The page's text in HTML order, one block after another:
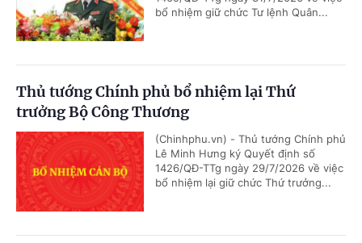
bổ nhiệm giữ chức Tư lệnh Quân...
Thủ tướng Chính phủ bổ nhiệm lại Thứ
trưởng Bộ Công Thương
(Chinhphu.vn) - Thủ tướng Chính phủ
Lê Minh Hưng ký Quyết định số
1426/QĐ-TTg ngày 29/7/2026 về việc
bổ nhiệm lại giữ chức Thứ trưởng...